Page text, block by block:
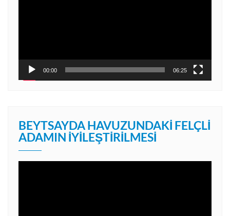
00:00 06:25
BEYTSAYDA HAVUZUNDAKI FELÇLI
ADAMIN İYILEŞTIRILMESI